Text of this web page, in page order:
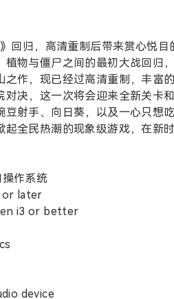
回归，高清重制后带来赏心悦目
植物与僵尸之间的最初大战回归
之作，现已经过高清重制，丰富
对决，这一次将会迎来全新关卡
豆射手、向日葵，以及一心只想
全民热潮的现象级游戏，在新时
作系统
or later
i3 or better
device